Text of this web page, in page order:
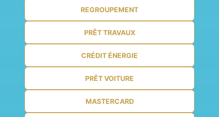
REGROUPEMENT
PRÊT TRAVAUX
CRÉDIT ÉNERGIE
PRÊT VOITURE
MASTERCARD